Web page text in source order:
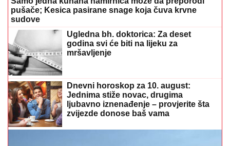
pušače; Kesica pasirane snage koja čuva krvne
sudove
Ugledna bh. doktorica: Za deset
godina svi će biti na lijeku za
mršavljenje
Dnevni horoskop za 10. august:
Jednima stiže novac, drugima
ljubavno iznenađenje – provjerite šta
zvijezde donose baš vama